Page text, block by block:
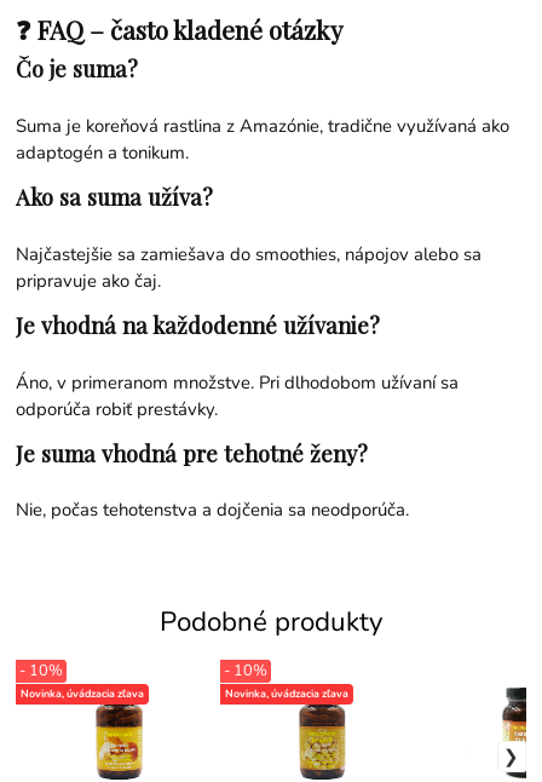
❓ FAQ – často kladené otázky
Čo je suma?
Suma je koreňová rastlina z Amazónie, tradične využívaná ako
adaptogén a tonikum.
Ako sa suma užíva?
Najčastejšie sa zamiešava do smoothies, nápojov alebo sa
pripravuje ako čaj.
Je vhodná na každodenné užívanie?
Áno, v primeranom množstve. Pri dlhodobom užívaní sa
odporúča robiť prestávky.
Je suma vhodná pre tehotné ženy?
Nie, počas tehotenstva a dojčenia sa neodporúča.
Podobné produkty
Novinka, úvádzacia zľava
- 10%
Novinka, úvádzacia zľava
- 10%